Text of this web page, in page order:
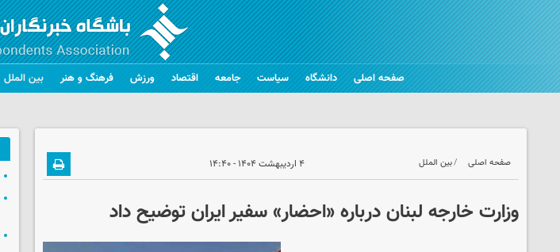
صفحه اصلی دانشگاه سیاست جامعه اقتصاد ورزش فرهنگ و هنر بین الملل
صفحه اصلی بین الملل ۴ اردیبهشت ۱۴۰۴ - ۱۴:۴۰
وزارت خارجه لبنان درباره «احضار» سفیر ایران توضیح داد